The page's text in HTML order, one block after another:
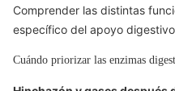
Comprender las distintas
específico del apoyo
Cuándo priorizar las enzimas